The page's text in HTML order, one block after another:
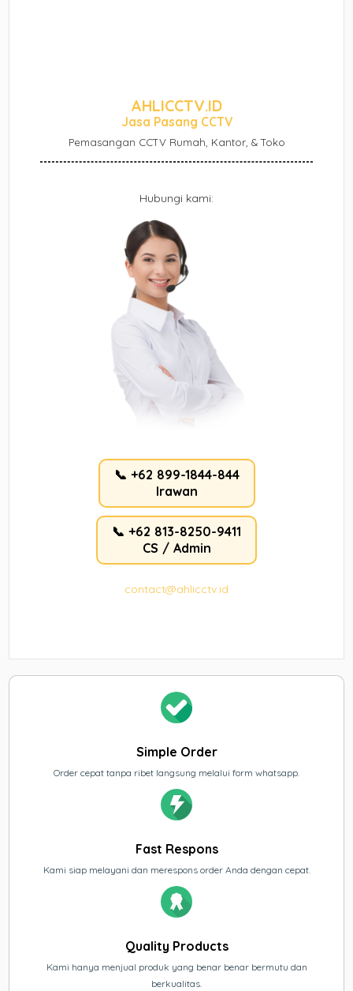
AHLICCTV.ID
Jasa Pasang CCTV
Pemasangan CCTV Rumah, Kantor, & Toko
Hubungi kami:
📞 +62 899-1844-844
Irawan
📞 +62 813-8250-9411
CS / Admin
contact@ahlicctv.id
Simple Order
Order cepat tanpa ribet langsung melalui form whatsapp.
Fast Respons
Kami siap melayani dan merespons order Anda dengan cepat.
Quality Products
Kami hanya menjual produk yang benar benar bermutu dan
berkualitas.